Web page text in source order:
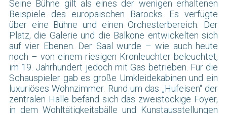
Seine Bühne gilt als eines der wenigen erhaltenen
Beispiele des europäischen Barocks. Es verfügte
über eine Bühne und einen Orchesterbereich. Der
Platz, die Galerie und die Balkone entwickelten sich
auf vier Ebenen. Der Saal wurde – wie auch heute
noch – von einem riesigen Kronleuchter beleuchtet,
im 19. Jahrhundert jedoch mit Gas betrieben. Für die
Schauspieler gab es große Umkleidekabinen und ein
luxuriöses Wohnzimmer. Rund um das „Hufeisen“ der
zentralen Halle befand sich das zweistöckige Foyer,
in dem Wohltätigkeitsbälle und Kunstausstellungen